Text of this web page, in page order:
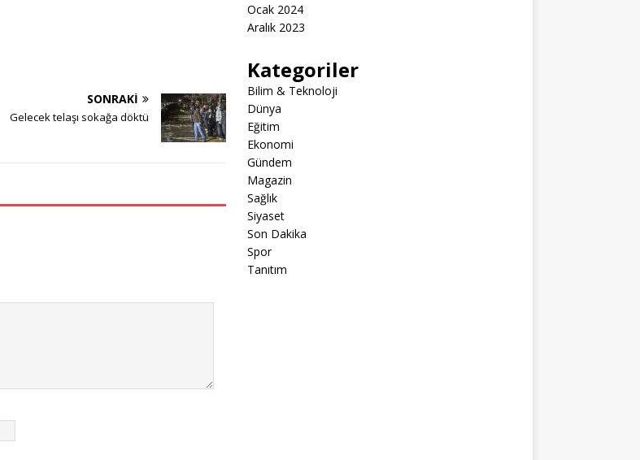
SONRAKI
Gelecek telaşı sokağa döktü
Ocak 2024
Aralık 2023
Kategoriler
Bilim & Teknoloji
Dünya
Eğitim
Ekonomi
Gündem
Magazin
Sağlık
Siyaset
Son Dakika
Spor
Tanıtım